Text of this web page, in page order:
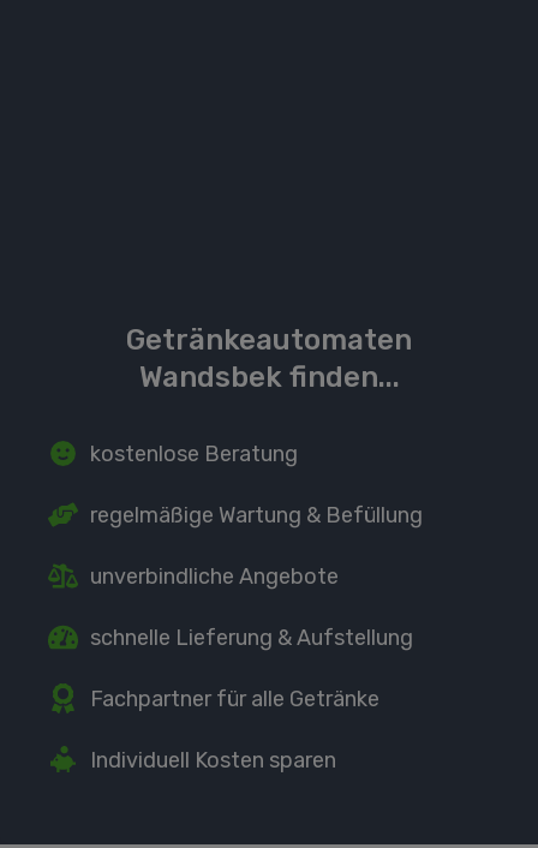
Getränkeautomaten
Wandsbek finden...
kostenlose Beratung
regelmäßige Wartung & Befüllung
unverbindliche Angebote
schnelle Lieferung & Aufstellung
Fachpartner für alle Getränke
Individuell Kosten sparen